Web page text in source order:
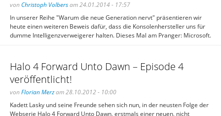
von Christoph Volbersam 24.01.2014 - 17:57
In unserer Reihe "Warum die neue Generation nervt" präsentieren wir
heute einen weiteren Beweis dafür, dass die Konsolenhersteller uns für
dumme Intelligenzverweigerer halten. Dieses Mal am Pranger: Microsoft.
Halo 4 Forward Unto Dawn – Episode 4
veröffentlicht!
von Florian Merzam 28.10.2012 - 10:00
Kadett Lasky und seine Freunde sehen sich nun, in der neusten Folge der
Webserie Halo 4 Forward Unto Dawn, erstmals einer neuen, nicht